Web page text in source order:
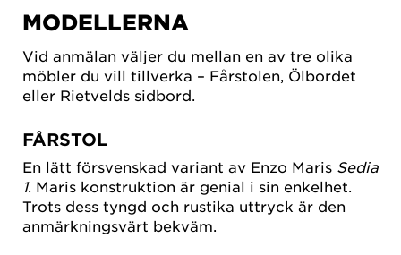
MODELLERNA
Vid anmälan väljer du mellan en av tre olika
möbler du vill tillverka – Fårstolen, Ölbordet
eller Rietvelds sidbord.
FÅRSTOL
En lätt försvenskad variant av Enzo Maris Sedia
1. Maris konstruktion är genial i sin enkelhet.
Trots dess tyngd och rustika uttryck är den
anmärkningsvärt bekväm.